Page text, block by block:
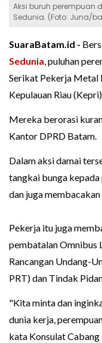
Aksi buruh perempuan
Sedunia. (Foto: Juna/
SuaraBatam.id -
Sedunia, puluhan
Serikat Pekerja Metal
Kepulauan Riau
Mereka berorasi
Kantor DPRD Batam.
Dalam aksi damai
tangkai bunga kepada
dan juga
Pekerja itu juga
pembatalan Omnibus
Rancangan Undang-
PRT) dan Tindak
"Kita minta dan
dunia kerja,
kata Konsulat Cabang